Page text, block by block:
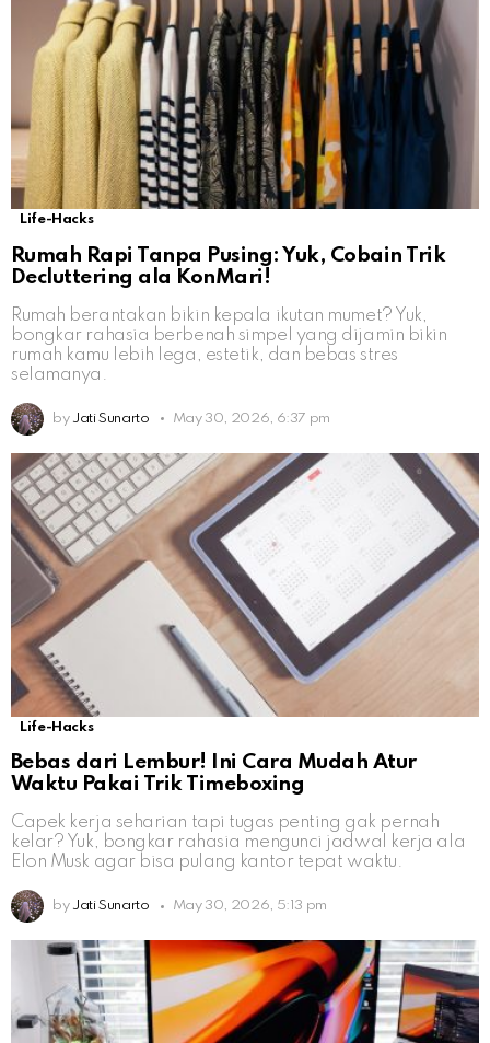
Life-Hacks
Rumah Rapi Tanpa Pusing: Yuk, Cobain Trik
Decluttering ala KonMari!
Rumah berantakan bikin kepala ikutan mumet? Yuk,
bongkar rahasia berbenah simpel yang dijamin bikin
rumah kamu lebih lega, estetik, dan bebas stres
selamanya.
by Jati Sunarto May 30, 2026, 6:37 pm
Life-Hacks
Bebas dari Lembur! Ini Cara Mudah Atur
Waktu Pakai Trik Timeboxing
Capek kerja seharian tapi tugas penting gak pernah
kelar? Yuk, bongkar rahasia mengunci jadwal kerja ala
Elon Musk agar bisa pulang kantor tepat waktu.
by Jati Sunarto May 30, 2026, 5:13 pm